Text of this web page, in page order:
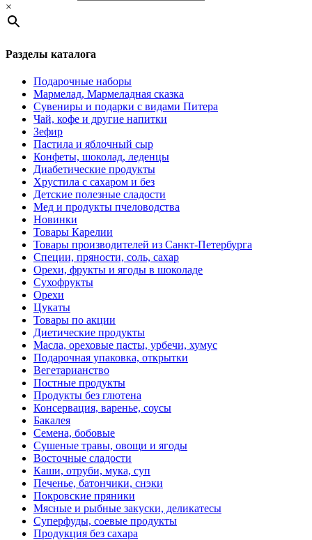
×
Разделы каталога
Подарочные наборы
Мармелад, Мармеладная сказка
Сувениры и подарки с видами Питера
Чай, кофе и другие напитки
Зефир
Пастила и яблочный сыр
Конфеты, шоколад, леденцы
Диабетические продукты
Хрустила с сахаром и без
Детские полезные сладости
Мед и продукты пчеловодства
Новинки
Товары Карелии
Товары производителей из Санкт-Петербурга
Специи, пряности, соль, сахар
Орехи, фрукты и ягоды в шоколаде
Сухофрукты
Орехи
Цукаты
Товары по акции
Диетические продукты
Масла, ореховые пасты, урбечи, хумус
Подарочная упаковка, открытки
Вегетарианство
Постные продукты
Продукты без глютена
Консервация, варенье, соусы
Бакалея
Семена, бобовые
Сушеные травы, овощи и ягоды
Восточные сладости
Каши, отруби, мука, суп
Печенье, батончики, снэки
Покровские пряники
Мясные и рыбные закуски, деликатесы
Суперфуды, соевые продукты
Продукция без сахара